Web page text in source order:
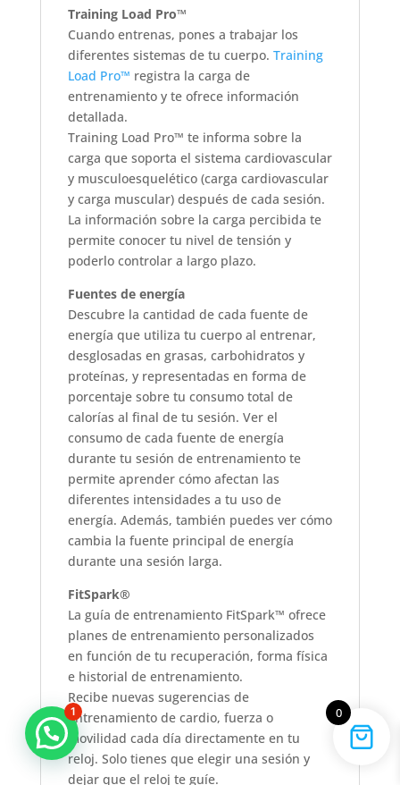
Training Load Pro™
Cuando entrenas, pones a trabajar los
diferentes sistemas de tu cuerpo. Training
Load Pro™ registra la carga de
entrenamiento y te ofrece información
detallada.
Training Load Pro™ te informa sobre la
carga que soporta el sistema cardiovascular
y musculoesquelético (carga cardiovascular
y carga muscular) después de cada sesión.
La información sobre la carga percibida te
permite conocer tu nivel de tensión y
poderlo controlar a largo plazo.
Fuentes de energía
Descubre la cantidad de cada fuente de
energía que utiliza tu cuerpo al entrenar,
desglosadas en grasas, carbohidratos y
proteínas, y representadas en forma de
porcentaje sobre tu consumo total de
calorías al final de tu sesión. Ver el
consumo de cada fuente de energía
durante tu sesión de entrenamiento te
permite aprender cómo afectan las
diferentes intensidades a tu uso de
energía. Además, también puedes ver cómo
cambia la fuente principal de energía
durante una sesión larga.
FitSpark®
La guía de entrenamiento FitSpark™ ofrece
planes de entrenamiento personalizados
en función de tu recuperación, forma física
e historial de entrenamiento.
Recibe nuevas sugerencias de
entrenamiento de cardio, fuerza o
movilidad cada día directamente en tu
reloj. Solo tienes que elegir una sesión y
dejar que el reloj te guíe.
0
1